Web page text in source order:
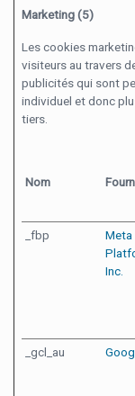
Marketing (5)
Les cookies
visiteurs au travers
publicités qui sont
individuel et donc
tiers.
Nom
_fbp
Meta
Inc.
_gcl_au